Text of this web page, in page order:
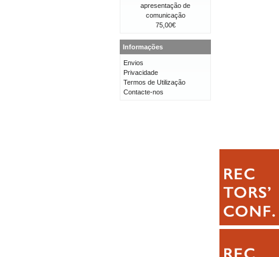
apresentação de
comunicação
75,00€
Informações
Envios
Privacidade
Termos de Utilização
Contacte-nos